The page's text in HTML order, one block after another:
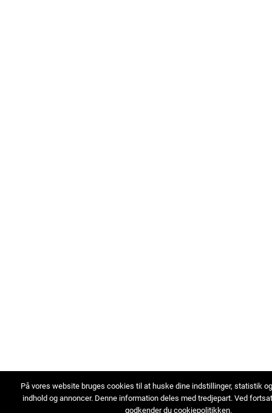
På vores website bruges cookies til at huske dine indstillinger, statistik
indhold og annoncer. Denne information deles med tredjepart. Ved
godkender du cookiepolitikken.